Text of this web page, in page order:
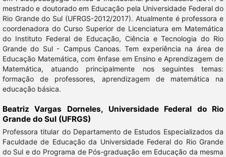
mestrado e doutorado em Educação pela Universidade Federal do
Rio Grande do Sul (UFRGS-2012/2017). Atualmente é professora e
coordenadora do Curso Superior de Licenciatura em Matemática
do Instituto Federal de Educação, Ciência e Tecnologia do Rio
Grande do Sul - Campus Canoas. Tem experiência na área de
Educação Matemática, com ênfase em Ensino e Aprendizagem de
Matemática, atuando principalmente nos seguintes temas:
formação de professores, aprendizagem de matemática na
educação básica.
Beatriz Vargas Dorneles, Universidade Federal do Rio
Grande do Sul (UFRGS)
Professora titular do Departamento de Estudos Especializados da
Faculdade de Educação da Universidade Federal do Rio Grande
do Sul e do Programa de Pós-graduação em Educação da mesma